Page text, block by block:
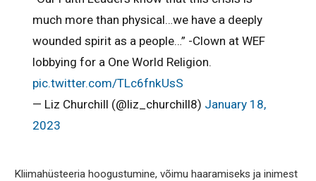
much more than physical…we have a deeply
wounded spirit as a people…” -Clown at WEF
lobbying for a One World Religion.
pic.twitter.com/TLc6fnkUsS
— Liz Churchill (@liz_churchill8) January 18,
2023
Kliimahüsteeria hoogustumine, võimu haaramiseks ja inimest